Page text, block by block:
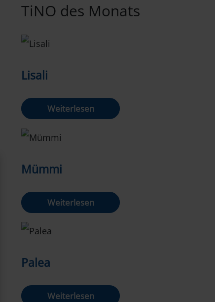
TiNO des Monats
Lisali
Weiterlesen
Mümmi
Weiterlesen
Palea
Weiterlesen